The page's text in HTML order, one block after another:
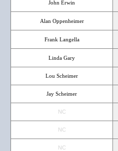
John Erwin
Alan Oppenheimer
Frank Langella
Linda Gary
Lou Scheimer
Jay Scheimer
NC
NC
NC